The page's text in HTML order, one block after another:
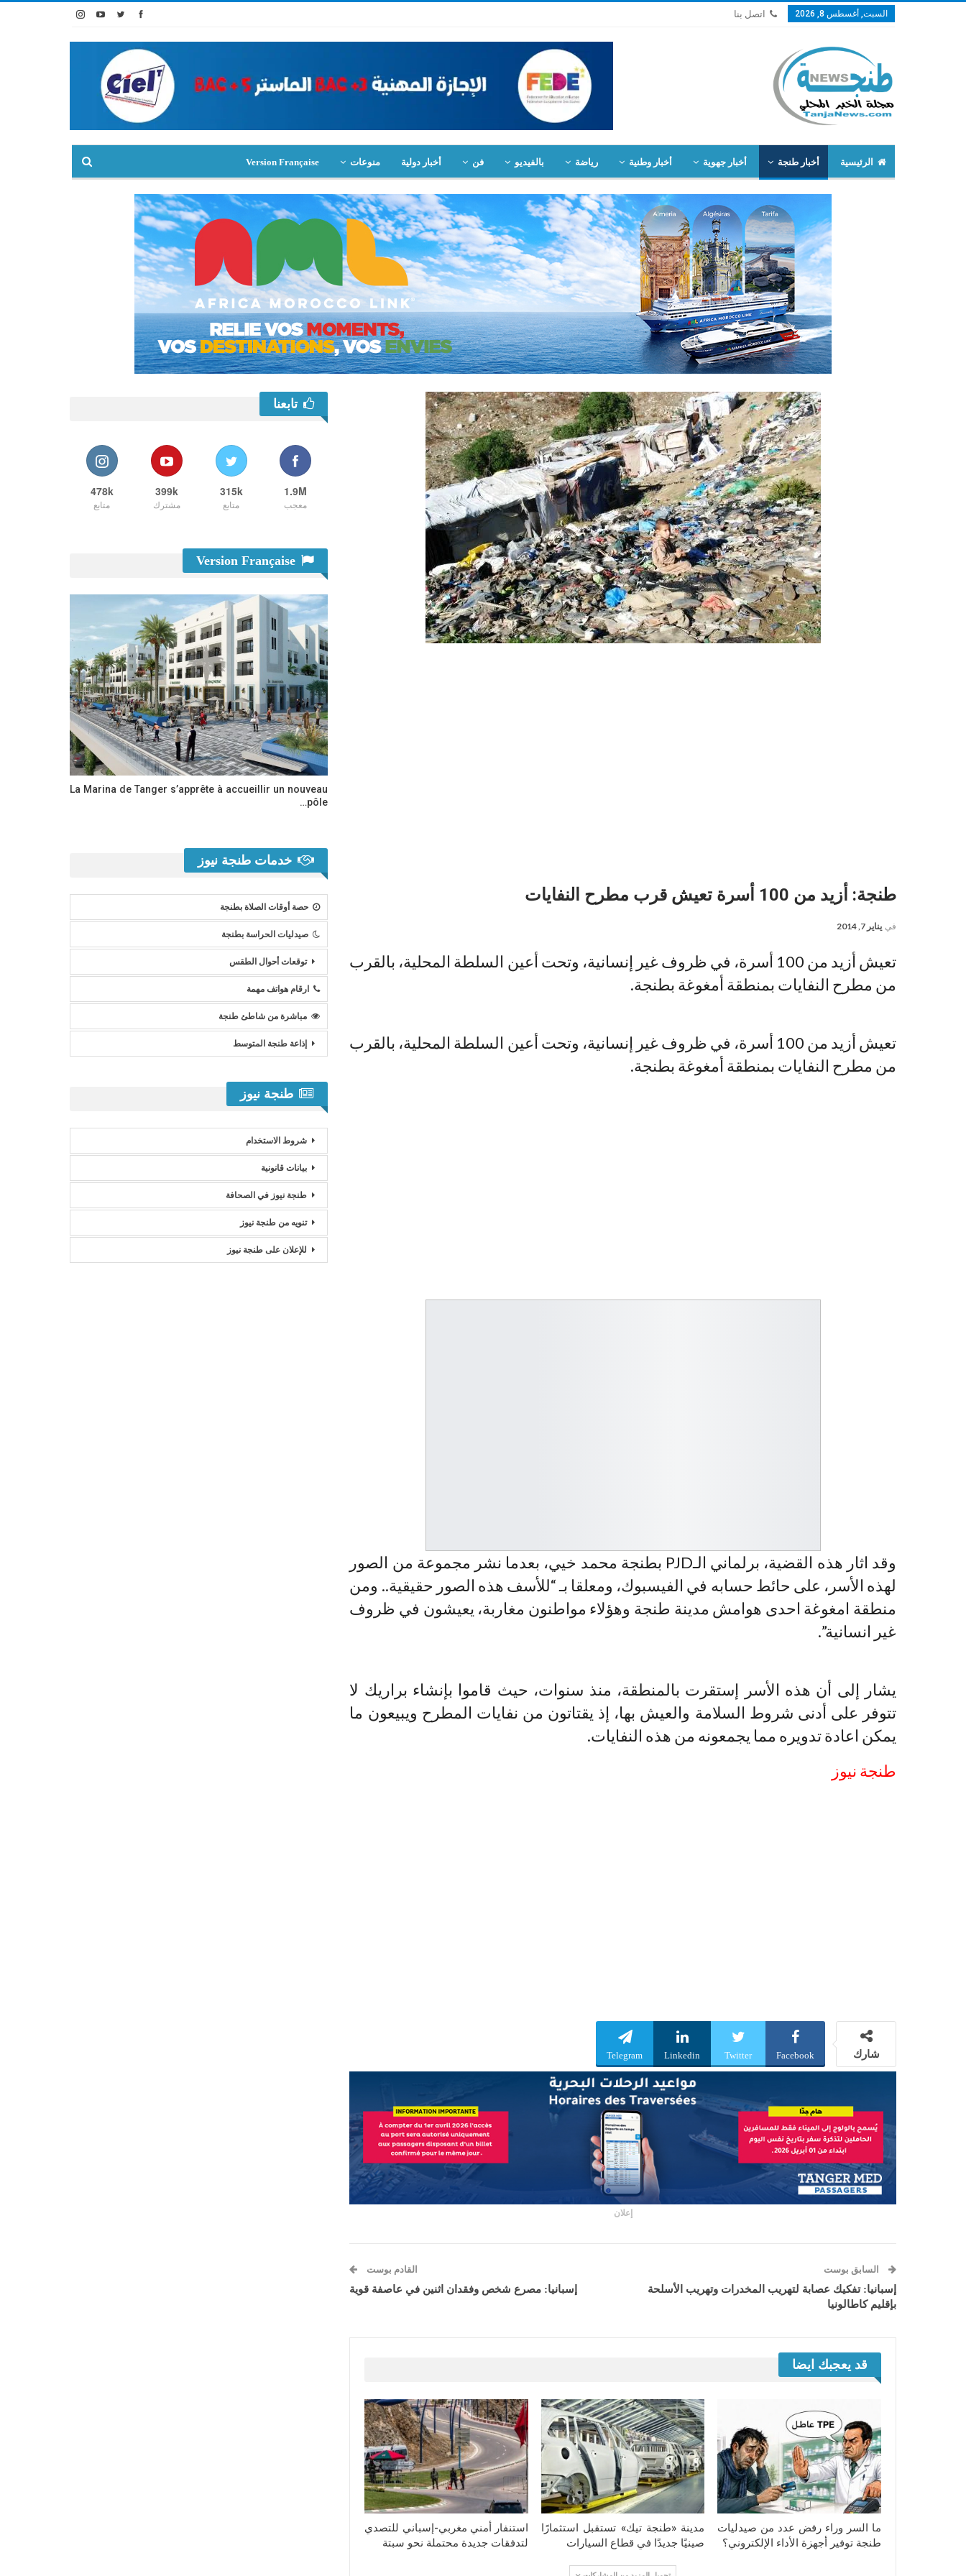
السبت, أغسطس 8, 2026 اتصل بنا
الرئيسية أخبار طنجة أخبار جهوية أخبار وطنية رياضة بالفيديو فن أخبار دولية منوعات Version Française
طنجة: أزيد من 100 أسرة تعيش قرب مطرح النفايات
في يناير 7, 2014
تعيش أزيد من 100 أسرة، في ظروف غير إنسانية، وتحت أعين السلطة المحلية، بالقرب
من مطرح النفايات بمنطقة أمغوغة بطنجة.
تعيش أزيد من 100 أسرة، في ظروف غير إنسانية، وتحت أعين السلطة المحلية، بالقرب
من مطرح النفايات بمنطقة أمغوغة بطنجة.
وقد اثار هذه القضية، برلماني الـPJD بطنجة محمد خيي، بعدما نشر مجموعة من الصور
لهذه الأسر، على حائط حسابه في الفيسبوك، ومعلقا بـ “للأسف هذه الصور حقيقية.. ومن
منطقة امغوغة احدى هوامش مدينة طنجة وهؤلاء مواطنون مغاربة، يعيشون في ظروف
غير انسانية”.
يشار إلى أن هذه الأسر إستقرت بالمنطقة، منذ سنوات، حيث قاموا بإنشاء براريك لا
تتوفر على أدنى شروط السلامة والعيش بها، إذ يقتاتون من نفايات المطرح ويبيعون ما
يمكن اعادة تدويره مما يجمعونه من هذه النفايات.
طنجة نيوز
شارك Facebook
Twitter
Linkedin
Telegram
إعلان
السابق بوست
إسبانيا: تفكيك عصابة لتهريب المخدرات وتهريب الأسلحة
بإقليم كاطالونيا
القادم بوست
إسبانيا: مصرع شخص وفقدان اثنين في عاصفة قوية
قد يعجبك ايضا
ما السر وراء رفض عدد من صيدليات
طنجة توفير أجهزة الأداء الإلكتروني؟
مدينة «طنجة تيك» تستقبل استثمارًا
صينيًا جديدًا في قطاع السيارات
استنفار أمني مغربي-إسباني للتصدي
لتدفقات جديدة محتملة نحو سبتة
تابعنا
1.9M
معجب
315k
متابع
399k
مشترك
478k
متابع
La Marina de Tanger s’apprête à accueillir un nouveau
pôle…
خدمات طنجة نيوز
حصة أوقات الصلاة بطنجة
صيدليات الحراسة بطنجة
توقعات أحوال الطقس
ارقام هواتف مهمة
مباشرة من شاطئ طنجة
إذاعة طنجة المتوسط
طنجة نيوز
شروط الاستخدام
بيانات قانونية
طنجة نيوز في الصحافة
تنويه من طنجة نيوز
للإعلان على طنجة نيوز